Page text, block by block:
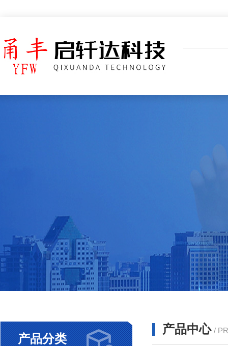
产品分类
产品中心 /